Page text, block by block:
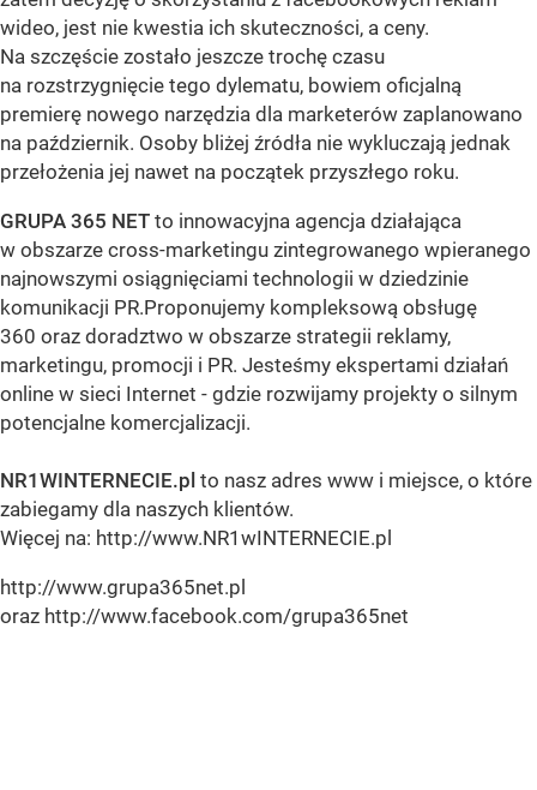
wideo, jest nie kwestia ich skuteczności, a ceny.
Na szczęście zostało jeszcze trochę czasu
na rozstrzygnięcie tego dylematu, bowiem oficjalną
premierę nowego narzędzia dla marketerów zaplanowano
na październik. Osoby bliżej źródła nie wykluczają jednak
przełożenia jej nawet na początek przyszłego roku.
GRUPA 365 NET to innowacyjna agencja działająca
w obszarze cross-marketingu zintegrowanego wpieranego
najnowszymi osiągnięciami technologii w dziedzinie
komunikacji PR.Proponujemy kompleksową obsługę
360 oraz doradztwo w obszarze strategii reklamy,
marketingu, promocji i PR. Jesteśmy ekspertami działań
online w sieci Internet - gdzie rozwijamy projekty o silnym
potencjalne komercjalizacji.
NR1WINTERNECIE.pl to nasz adres www i miejsce, o które
zabiegamy dla naszych klientów.
Więcej na: http://www.NR1wINTERNECIE.pl
http://www.grupa365net.pl
oraz http://www.facebook.com/grupa365net